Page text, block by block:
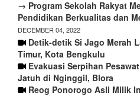
→ Program Sekolah Rakyat
Pendidikan Berkualitas dan
DECEMBER 04, 2022
Detik-detik Si Jago Merah
Timur, Kota Bengkulu
Evakuasi Serpihan
Jatuh di Nginggil, Blora
Reog Ponorogo Asli Milik